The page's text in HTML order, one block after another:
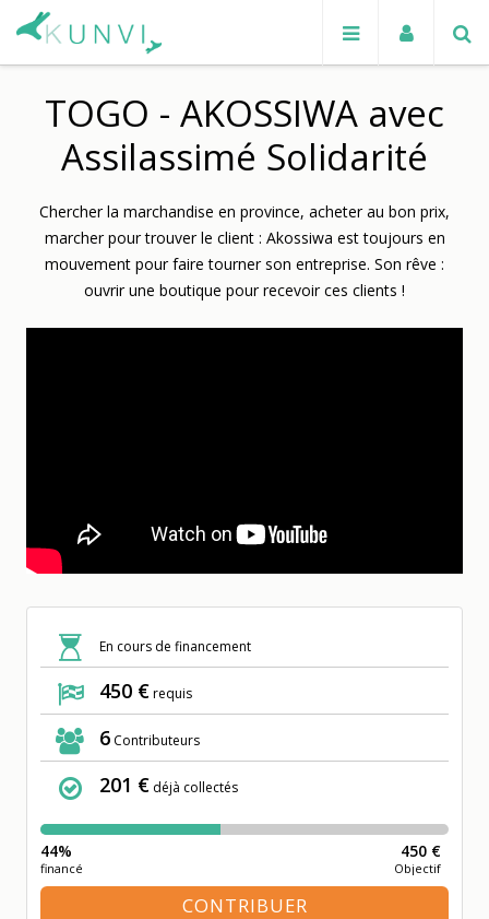
TOGO - AKOSSIWA avec
Assilassimé Solidarité
Chercher la marchandise en province, acheter au bon prix,
marcher pour trouver le client : Akossiwa est toujours en
mouvement pour faire tourner son entreprise. Son rêve :
ouvrir une boutique pour recevoir ces clients !
En cours de financement
450 €requis
6 Contributeurs
201 € déjà collectés
44%
financé
450 €
Objectif
CONTRIBUER